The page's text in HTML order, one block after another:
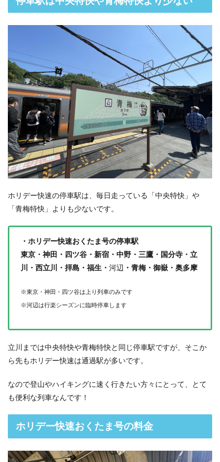
ホリデー快速の停車駅は、毎日走っている「中央特快」や
「青梅特快」よりも少ないです。
・ホリデー快速おくたま号の停車駅
東京・神田・四ツ谷・新宿・中野・三鷹・国分寺・立
川・西立川・拝島・福生・ 河辺 ・青梅・御嶽・奥多摩
※東京・神田・四ツ谷は上り列車のみです
※河辺は行楽シーズンに臨時停車します
立川までは中央特快や青梅特快と同じ停車駅ですが、そこか
ら先もホリデー快速は通過駅が多いです。
なので登山やハイキングに速く行きたい方々にとって、とて
も便利な列車なんです！
ホリデー快速おくたま号の料金